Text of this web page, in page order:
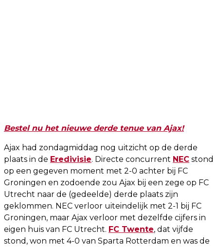
Bestel nu het nieuwe derde tenue van Ajax!
Ajax had zondagmiddag nog uitzicht op de derde
plaats in de Eredivisie. Directe concurrent NEC stond
op een gegeven moment met 2-0 achter bij FC
Groningen en zodoende zou Ajax bij een zege op FC
Utrecht naar de (gedeelde) derde plaats zijn
geklommen. NEC verloor uiteindelijk met 2-1 bij FC
Groningen, maar Ajax verloor met dezelfde cijfers in
eigen huis van FC Utrecht. FC Twente, dat vijfde
stond, won met 4-0 van Sparta Rotterdam en was de